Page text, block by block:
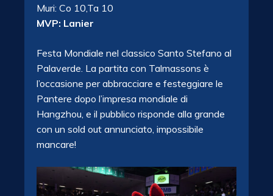
Muri: Co 10,Ta 10
MVP: Lanier
Festa Mondiale nel classico Santo Stefano al
Palaverde. La partita con Talmassons è
l’occasione per abbracciare e festeggiare le
Pantere dopo l’impresa mondiale di
Hangzhou, e il pubblico risponde alla grande
con un sold out annunciato, impossibile
mancare!